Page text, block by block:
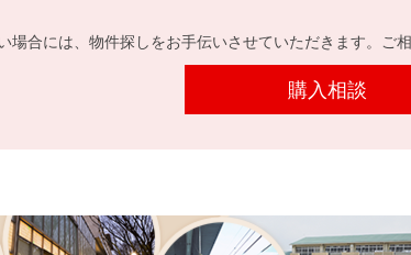
場合には、物件探しをお手伝いさせていただきます。ご
購入相談